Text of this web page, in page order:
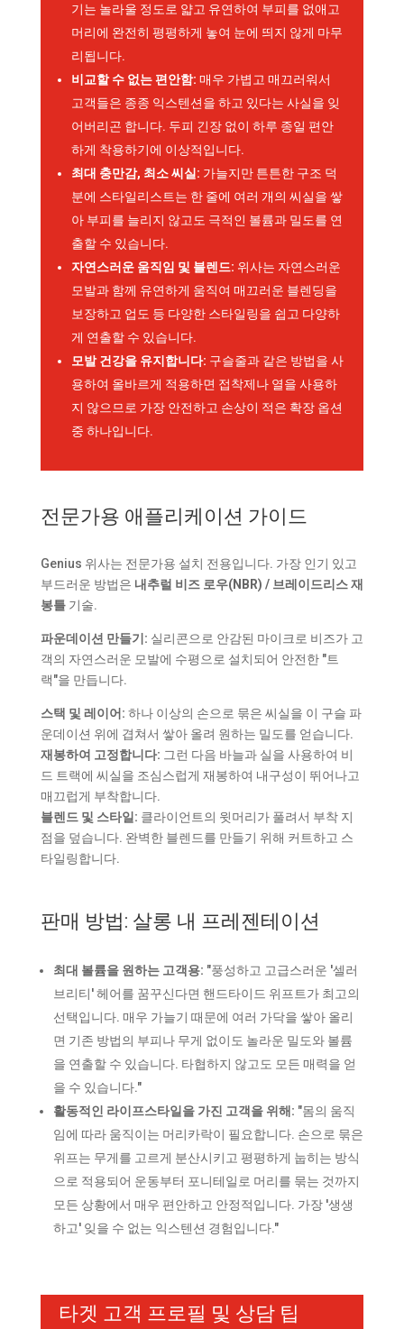
기는 놀라울 정도로 얇고 유연하여 부피를 없애고
머리에 완전히 평평하게 놓여 눈에 띄지 않게 마무
리됩니다.
비교할 수 없는 편안함: 매우 가볍고 매끄러워서
고객들은 종종 익스텐션을 하고 있다는 사실을 잊
어버리곤 합니다. 두피 긴장 없이 하루 종일 편안
하게 착용하기에 이상적입니다.
최대 충만감, 최소 씨실: 가늘지만 튼튼한 구조 덕
분에 스타일리스트는 한 줄에 여러 개의 씨실을 쌓
아 부피를 늘리지 않고도 극적인 볼륨과 밀도를 연
출할 수 있습니다.
자연스러운 움직임 및 블렌드: 위사는 자연스러운
모발과 함께 유연하게 움직여 매끄러운 블렌딩을
보장하고 업도 등 다양한 스타일링을 쉽고 다양하
게 연출할 수 있습니다.
모발 건강을 유지합니다: 구슬줄과 같은 방법을 사
용하여 올바르게 적용하면 접착제나 열을 사용하
지 않으므로 가장 안전하고 손상이 적은 확장 옵션
중 하나입니다.
전문가용 애플리케이션 가이드
Genius 위사는 전문가용 설치 전용입니다. 가장 인기 있고
부드러운 방법은 내추럴 비즈 로우(NBR) / 브레이드리스 재
봉틀기술.
파운데이션 만들기: 실리콘으로 안감된 마이크로 비즈가 고
객의 자연스러운 모발에 수평으로 설치되어 안전한 "트
랙"을 만듭니다.
스택 및 레이어: 하나 이상의 손으로 묶은 씨실을 이 구슬 파
운데이션 위에 겹쳐서 쌓아 올려 원하는 밀도를 얻습니다.
재봉하여 고정합니다: 그런 다음 바늘과 실을 사용하여 비
드 트랙에 씨실을 조심스럽게 재봉하여 내구성이 뛰어나고
매끄럽게 부착합니다.
블렌드 및 스타일: 클라이언트의 윗머리가 풀려서 부착 지
점을 덮습니다. 완벽한 블렌드를 만들기 위해 커트하고 스
타일링합니다.
판매 방법: 살롱 내 프레젠테이션
최대 볼륨을 원하는 고객용: "풍성하고 고급스러운 '셀러
브리티' 헤어를 꿈꾸신다면 핸드타이드 위프트가 최고의
선택입니다. 매우 가늘기 때문에 여러 가닥을 쌓아 올리
면 기존 방법의 부피나 무게 없이도 놀라운 밀도와 볼륨
을 연출할 수 있습니다. 타협하지 않고도 모든 매력을 얻
을 수 있습니다."
활동적인 라이프스타일을 가진 고객을 위해: "몸의 움직
임에 따라 움직이는 머리카락이 필요합니다. 손으로 묶은
위프는 무게를 고르게 분산시키고 평평하게 눕히는 방식
으로 적용되어 운동부터 포니테일로 머리를 묶는 것까지
모든 상황에서 매우 편안하고 안정적입니다. 가장 '생생
하고' 잊을 수 없는 익스텐션 경험입니다."
타겟 고객 프로필 및 상담 팁